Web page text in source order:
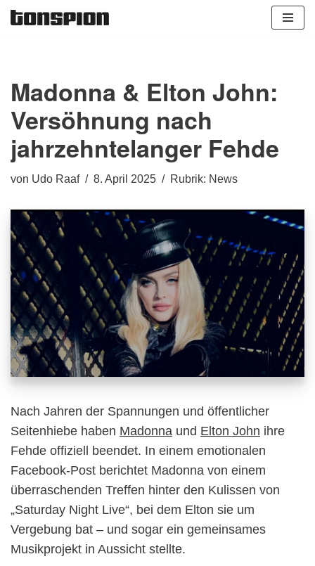
Madonna & Elton John:
Versöhnung nach
jahrzehntelanger Fehde
von Udo Raaf 8. April 2025 Rubrik: News
Nach Jahren der Spannungen und öffentlicher
Seitenhiebe haben Madonna und Elton John ihre
Fehde offiziell beendet. In einem emotionalen
Facebook-Post berichtet Madonna von einem
überraschenden Treffen hinter den Kulissen von
„Saturday Night Live“, bei dem Elton sie um
Vergebung bat – und sogar ein gemeinsames
Musikprojekt in Aussicht stellte.